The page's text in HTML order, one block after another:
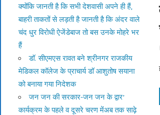
क्योंकि जानती है कि सभी देशवासी अपने ही हैं,
बाहरी ताकतों से लड़ती है जानती है कि अंदर वाले
चंद धुर विरोधी ऐजेंडेबाज तो बस उनके मोहरे भर
हैं
डॉ. सीएमएस रावत बने श्रीनगर राजकीय
मेडिकल कॉलेज के प्राचार्य डॉ आशुतोष सयाना
को बनाया गया निदेशक
जन जन की सरकार-जन जन के द्वार’
कार्यक्रम के पहले व दूसरे चरण मेंअब तक साढ़े